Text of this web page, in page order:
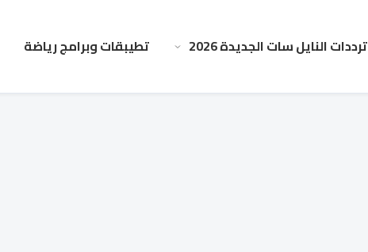
ترددات النايل سات الجديدة 2026 تطيبقات وبرامج رياضة